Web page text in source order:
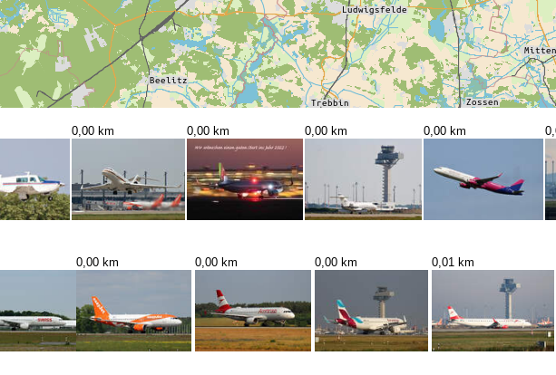
0,00 km 0,00 km 0,00 km 0,00 km
0,00 km 0,00 km 0,00 km 0,01 km